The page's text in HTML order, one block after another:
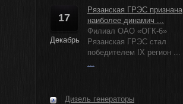
17
Декабрь
Рязанская ГРЭС признана
наиболее динамич ...
Филиал ОАО «ОГК-6»
Рязанская ГРЭС стал
победителем IX регион ...
...
Дизель генераторы